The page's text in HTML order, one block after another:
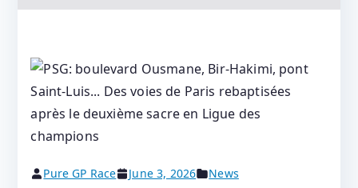
Pure GP Race June 3, 2026 News